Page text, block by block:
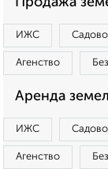
ИЖС
Агенство
Аренда
ИЖС
Агенство